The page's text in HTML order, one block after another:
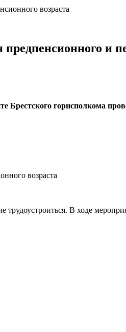
возраста
и
Брестского горисполкома
В ходе